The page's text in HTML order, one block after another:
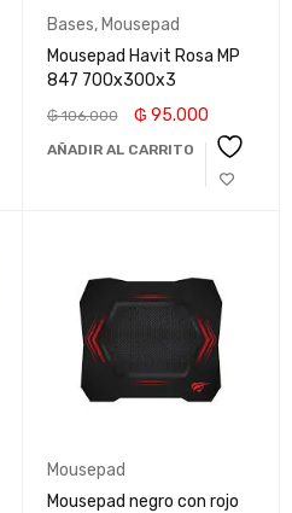
Bases, Mousepad
Mousepad Havit Rosa MP
847 700x300x3
₲106.000 ₲ 95.000
AÑADIR AL CARRITO
Mousepad
Mousepad negro con rojo